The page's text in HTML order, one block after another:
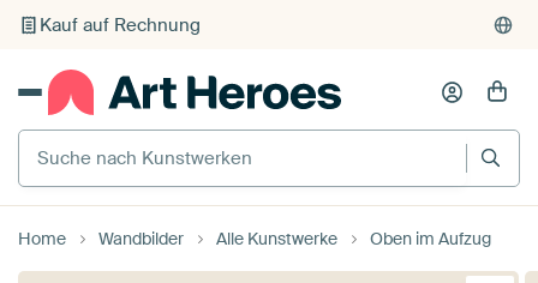
Kauf auf Rechnung
Individueller Druck auf Bestellung
Suche nach Kunstwerken
Home Wandbilder Alle Kunstwerke Oben im Aufzug